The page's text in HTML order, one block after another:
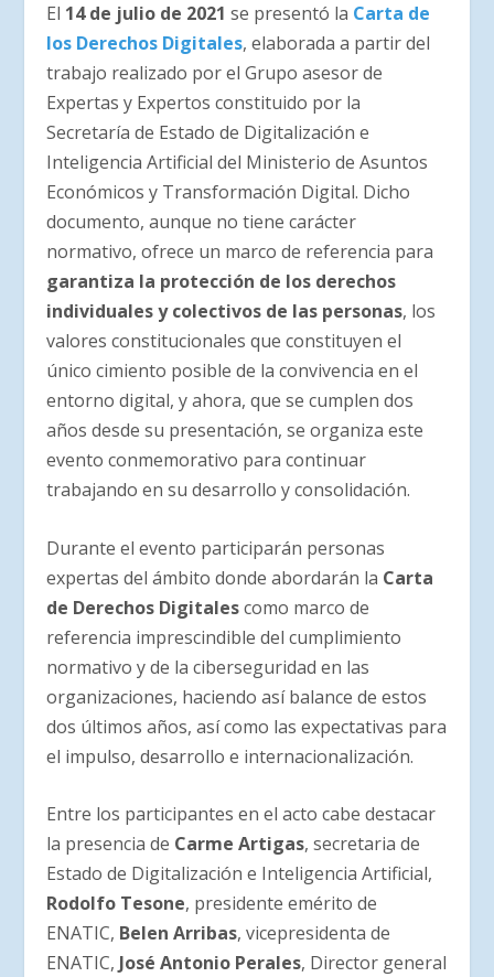
El 14 de julio de 2021se presentó la Carta de
los Derechos Digitales, elaborada a partir del
trabajo realizado por el Grupo asesor de
Expertas y Expertos constituido por la
Secretaría de Estado de Digitalización e
Inteligencia Artificial del Ministerio de Asuntos
Económicos y Transformación Digital. Dicho
documento, aunque no tiene carácter
normativo, ofrece un marco de referencia para
garantiza la protección de los derechos
individuales y colectivos de las personas, los
valores constitucionales que constituyen el
único cimiento posible de la convivencia en el
entorno digital, y ahora, que se cumplen dos
años desde su presentación, se organiza este
evento conmemorativo para continuar
trabajando en su desarrollo y consolidación.
Durante el evento participarán personas
expertas del ámbito donde abordarán la Carta
de Derechos Digitalescomo marco de
referencia imprescindible del cumplimiento
normativo y de la ciberseguridad en las
organizaciones, haciendo así balance de estos
dos últimos años, así como las expectativas para
el impulso, desarrollo e internacionalización.
Entre los participantes en el acto cabe destacar
la presencia de Carme Artigas, secretaria de
Estado de Digitalización e Inteligencia Artificial,
Rodolfo Tesone, presidente emérito de
ENATIC, Belen Arribas, vicepresidenta de
ENATIC, José Antonio Perales, Director general